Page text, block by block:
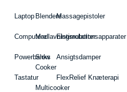
Laptop
Computere
Powerbanks
Tastatur
Blendere
Madlavningsrobotter
Slow
Cooker
Multicooker
Massagepistoler
Elstimulationsapparater
Ansigtsdamper
FlexRelief Knæterapi